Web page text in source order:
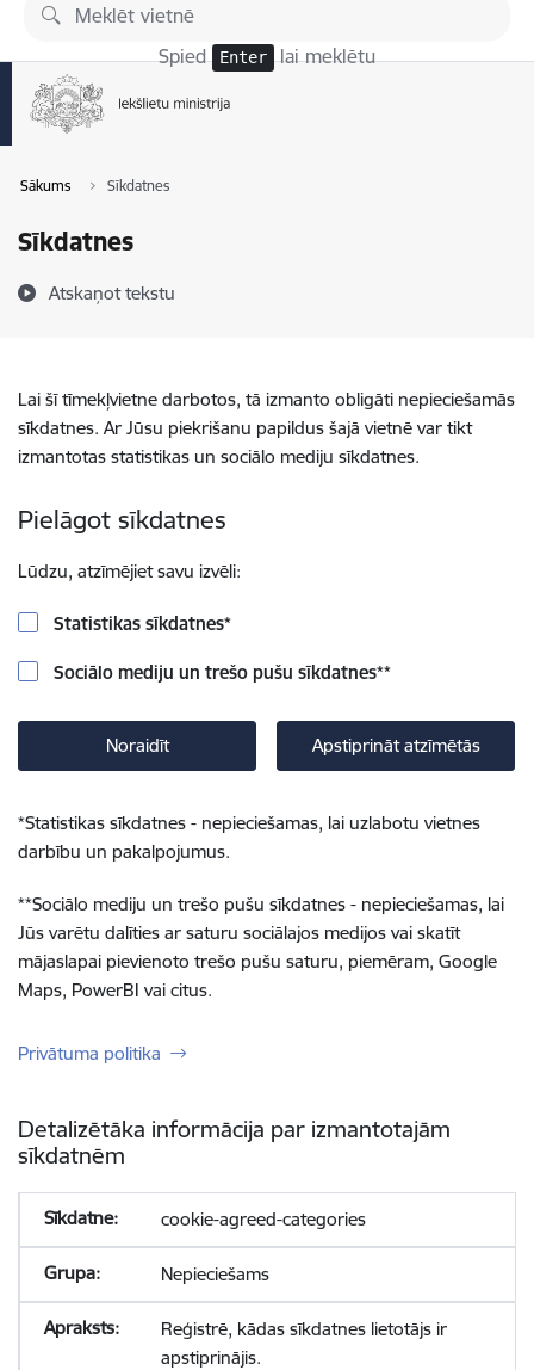
Pāriet uz lapas saturu
Spied Enter lai meklētu
Sākums Sīkdatnes
Sīkdatnes
Atskaņot tekstu
Lai šī tīmekļvietne darbotos, tā izmanto obligāti nepieciešamās
sīkdatnes. Ar Jūsu piekrišanu papildus šajā vietnē var tikt
izmantotas statistikas un sociālo mediju sīkdatnes.
Pielāgot sīkdatnes
Lūdzu, atzīmējiet savu izvēli:
Statistikas sīkdatnes*
Sociālo mediju un trešo pušu sīkdatnes**
Noraidīt Apstiprināt atzīmētās
*Statistikas sīkdatnes - nepieciešamas, lai uzlabotu vietnes
darbību un pakalpojumus.
**Sociālo mediju un trešo pušu sīkdatnes - nepieciešamas, lai
Jūs varētu dalīties ar saturu sociālajos medijos vai skatīt
mājaslapai pievienoto trešo pušu saturu, piemēram, Google
Maps, PowerBI vai citus.
Privātuma politika
Detalizētāka informācija par izmantotajām
sīkdatnēm
cookie-agreed-categories
Nepieciešams
Reģistrē, kādas sīkdatnes lietotājs ir
apstiprinājis.